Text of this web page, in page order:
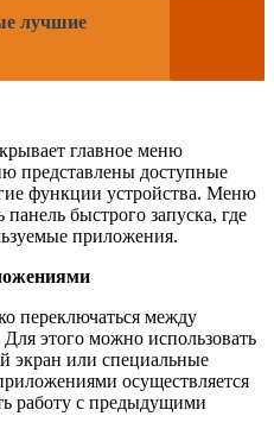
лучшие
главное меню
представлены доступные
функции устройства. Меню
быстрого запуска, где
приложения.
переключаться между
этого можно использовать
экран или специальные
осуществляется
работу с предыдущими